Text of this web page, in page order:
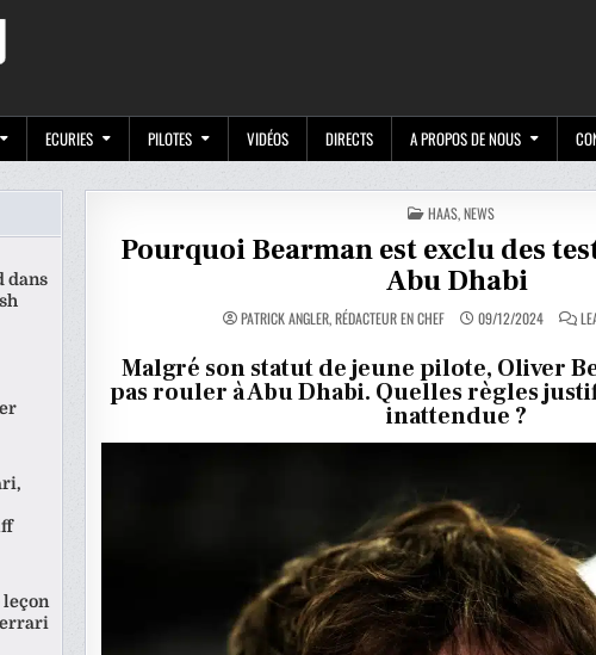
ECURIES PILOTES VIDÉOS DIRECTS A PROPOS DE NOUS
POSTED
IN
HAAS,NEWS
Pourquoi Bearman est exclu des
Abu Dhabi
PATRICK ANGLER, RÉDACTEUR EN CHEF 09/12/2024
Malgré son statut de jeune pilote, Oliver
pas rouler à Abu Dhabi. Quelles règles
inattendue ?
dans
leçon